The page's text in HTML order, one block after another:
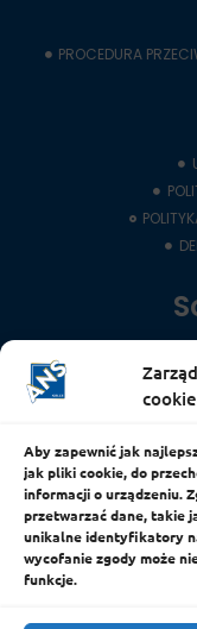
cookie
Aby zapewnić jak
jak pliki cookie, do
informacji o urządzeniu.
przetwarzać dane, takie
unikalne identyfikatory
wycofanie zgody może
funkcje.
PROCEDURA